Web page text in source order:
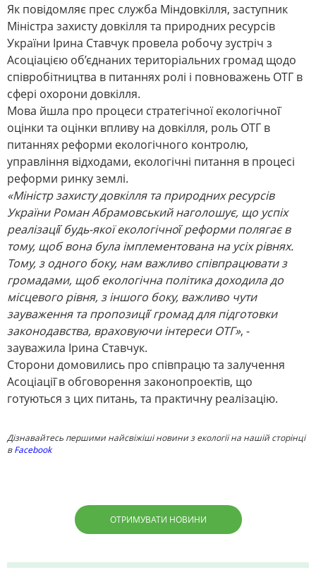
Як повідомляє прес служба Міндовкілля, заступник
Міністра захисту довкілля та природних ресурсів
України Ірина Ставчук провела робочу зустріч з
Асоціацією об’єднаних територіальних громад щодо
співробітництва в питаннях ролі і повноважень ОТГ в
сфері охорони довкілля.
Мова йшла про процеси стратегічної екологічної̈
оцінки та оцінки впливу на довкілля, роль ОТГ в
питаннях реформи екологічного контролю,
управління відходами, екологічні питання в процесі
реформи ринку землі.
«Міністр захисту довкілля та природних ресурсів
України Роман Абрамовський наголошує, що успіх
реалізації̈ будь-якої екологічної̈ реформи полягає в
тому, щоб вона була імплементована на усіх рівнях.
Тому, з одного боку, нам важливо співпрацювати з
громадами, щоб екологічна політика доходила до
місцевого рівня, з іншого боку, важливо чути
зауваження та пропозиції̈ громад для підготовки
законодавства, враховуючи інтереси ОТГ», -
зауважила Ірина Ставчук.
Сторони домовились про співпрацю та залучення
Асоціації̈ в обговорення законопроектів, що
готуються з цих питань, та практичну реалізацію.
Дізнавайтесь першими найсвіжіші новини з екології на нашій сторінці
вFacebook
ОТРИМУВАТИ НОВИНИ